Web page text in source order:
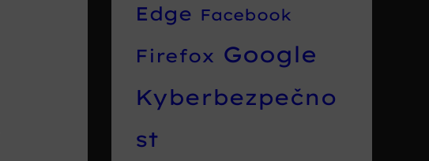
Edge Facebook
Firefox Google
Kyberbezpečno
st